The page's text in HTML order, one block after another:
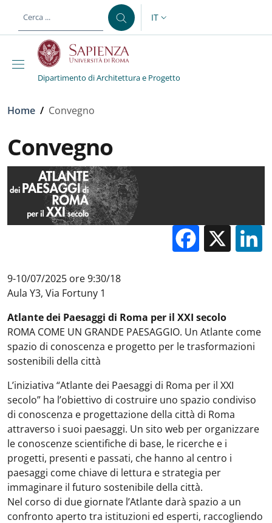
al contenuto principale
SELETTORE LINGUA:
IT
Dipartimento di Architettura e Progetto
Briciole di pane
Home / Convegno
Convegno
X
9-10/07/2025 ore 9:30/18
Aula Y3, Via Fortuny 1
Atlante dei Paesaggi di Roma per il XXI secolo
ROMA COME UN GRANDE PAESAGGIO. Un Atlante come
spazio di conoscenza e progetto per le trasformazioni
sostenibili della città
L’iniziativa “Atlante dei Paesaggi di Roma per il XXI
secolo” ha l’obiettivo di costruire uno spazio condiviso
di conoscenza e progettazione della città di Roma
attraverso i suoi paesaggi. Un sito web per organizzare
le conoscenze scientifiche di base, le ricerche e i
progetti, presenti e passati, che hanno al centro i
paesaggi come chiave di lettura e strategia per
immaginare il futuro sostenibile della città.
Nel corso di due giornate l’Atlante darà spazio a un
confronto aperto tra istituzioni ed esperti, raccogliendo